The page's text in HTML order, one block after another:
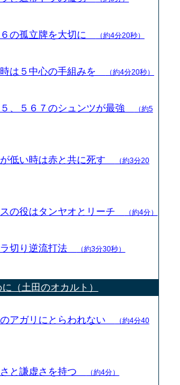
６の孤立牌を大切に （約4分20秒）
時は５中心の手組みを （約4分20秒）
５、５６７のシュンツが最強
（約5
が低い時は赤と共に死す
（約3分20
スの役はタンヤオとリーチ （約4分）
ラ切り逆流打法 （約3分30秒）
（土田のオカルト）
のアガリにとらわれない
（約4分40
さと謙虚さを持つ （約4分）